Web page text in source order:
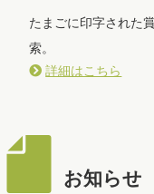
たまごに印字された
索。
詳細はこちら
お知らせ